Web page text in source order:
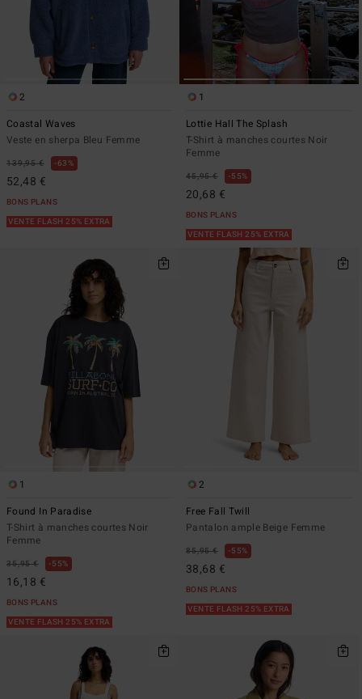
2
Coastal Waves
Veste en sherpa Bleu Femme
139,95 € 63%
52,48 €
BONS PLANS
VENTE FLASH 25% EXTRA
1
Lottie Hall The Splash
T-Shirt à manches courtes Noir
Femme
45,95 € 55%
20,68 €
BONS PLANS
VENTE FLASH 25% EXTRA
1
Found In Paradise
T-Shirt à manches courtes Noir
Femme
35,95 € 55%
16,18 €
BONS PLANS
VENTE FLASH 25% EXTRA
2
Free Fall Twill
Pantalon ample Beige Femme
85,95 € 55%
38,68 €
BONS PLANS
VENTE FLASH 25% EXTRA